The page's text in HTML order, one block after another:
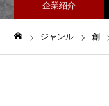
企業紹介
ジャンル 創